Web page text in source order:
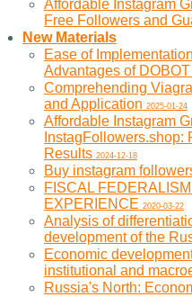
Affordable Instagram
Free Followers and
New Materials
Ease of
Advantages of
Comprehending
and Application 2025-01-24
Affordable Instagram
InstagFollowers.shop:
Results 2024-12-18
Buy instagram
FISCAL
EXPERIENCE 2020-03-22
Analysis of
development of the
Economic
institutional and
Russia's North: